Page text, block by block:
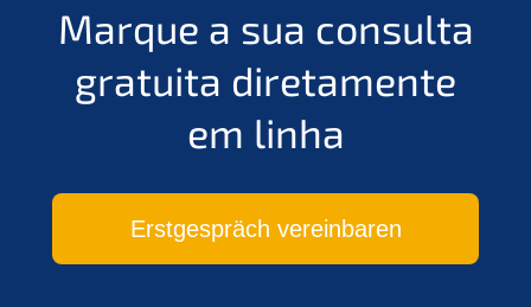
Marque a sua consulta
gratuita diretamente
em linha
Erstgespräch vereinbaren